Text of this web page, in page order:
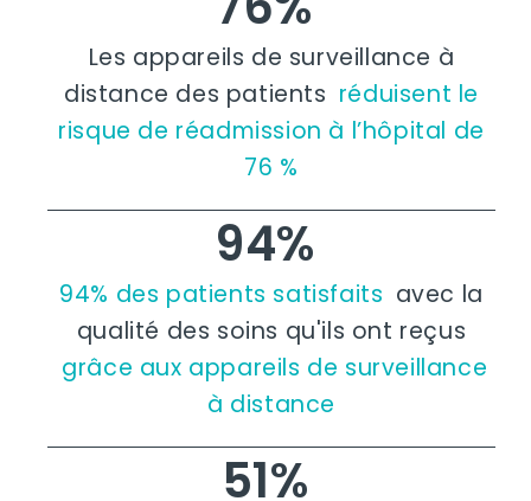
Les appareils de surveillance à
distance des patients réduisent le
risque de réadmission à l’hôpital de
76 %
94%
94% des patients satisfaits avec la
qualité des soins qu'ils ont reçus
grâce aux appareils de surveillance
à distance
51%